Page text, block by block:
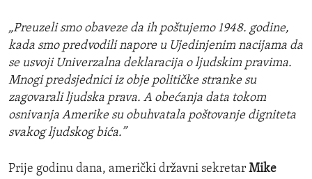
„Preuzeli smo obaveze da ih poštujemo 1948. godine,
kada smo predvodili napore u Ujedinjenim nacijama da
se usvoji Univerzalna deklaracija o ljudskim pravima.
Mnogi predsjednici iz objepolitičke stranke su
zagovarali ljudska prava. A obećanja data tokom
osnivanja Amerike su obuhvatala poštovanje digniteta
svakog ljudskog bića.”
Prije godinu dana, američki državni sekretar Mike